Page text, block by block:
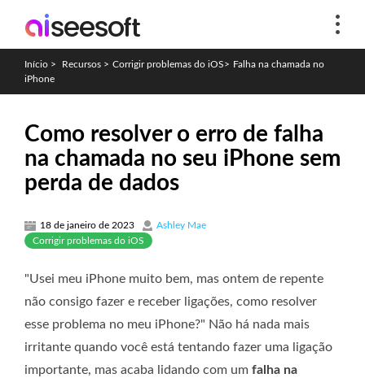
Início > Recursos > Corrigir problemas do iOS> Falha na chamada no
iPhone
Como resolver o erro de falha
na chamada no seu iPhone sem
perda de dados
18 de janeiro de 2023
Ashley Mae
Corrigir problemas do iOS
"Usei meu iPhone muito bem, mas ontem de repente
não consigo fazer e receber ligações, como resolver
esse problema no meu iPhone?" Não há nada mais
irritante quando você está tentando fazer uma ligação
importante, mas acaba lidando com um falha na